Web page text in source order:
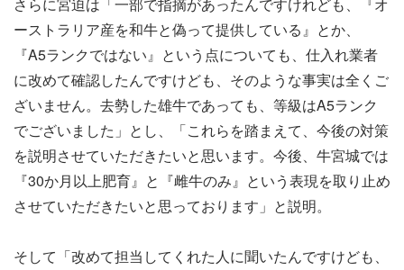
さらに宮迫は「一部で指摘があったんですけれども、『オ
ーストラリア産を和牛と偽って提供している』とか、
『A5ランクではない』という点についても、仕入れ業者
に改めて確認したんですけども、そのような事実は全くご
ざいません。去勢した雄牛であっても、等級はA5ランク
でございました」とし、「これらを踏まえて、今後の対策
を説明させていただきたいと思います。今後、牛宮城では
『30か月以上肥育』と『雌牛のみ』という表現を取り止め
させていただきたいと思っております」と説明。
そして「改めて担当してくれた人に聞いたんですけども、